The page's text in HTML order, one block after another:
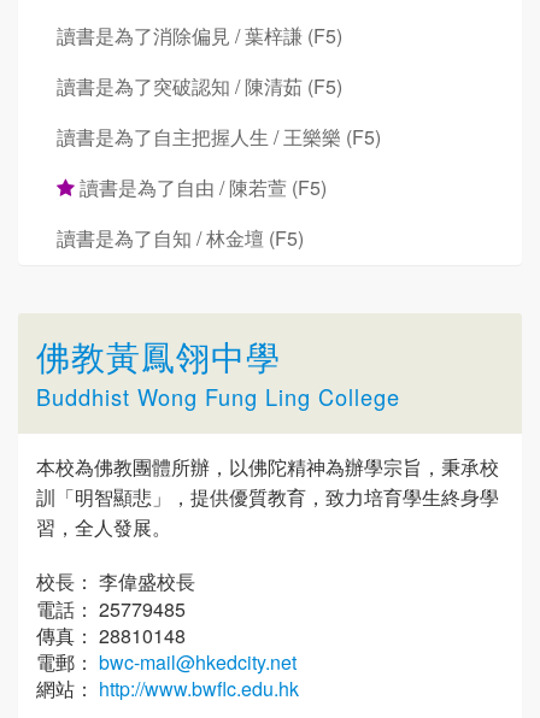
讀書是為了消除偏見 / 葉梓謙 (F5)
讀書是為了突破認知 / 陳清茹 (F5)
讀書是為了自主把握人生 / 王樂樂 (F5)
讀書是為了自由 / 陳若萱 (F5)
讀書是為了自知 / 林金壇 (F5)
佛教黃鳳翎中學
Buddhist Wong Fung Ling College
本校為佛教團體所辦，以佛陀精神為辦學宗旨，秉承校
訓「明智顯悲」，提供優質教育，致力培育學生終身學
習，全人發展。
校長： 李偉盛校長
電話： 25779485
傳真： 28810148
電郵： bwc-mail@hkedcity.net
網站： http://www.bwflc.edu.hk